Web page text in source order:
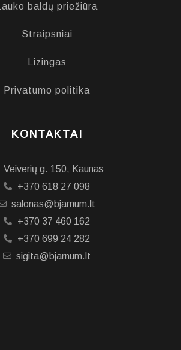
Lauko baldų priežiūra
Straipsniai
Lizingas
Privatumo politika
KONTAKTAI
Veiverių g. 150, Kaunas
+370 618 27 098
salonas@bjarnum.lt
+370 37 460 162
+370 699 24 282
sigita@bjarnum.lt